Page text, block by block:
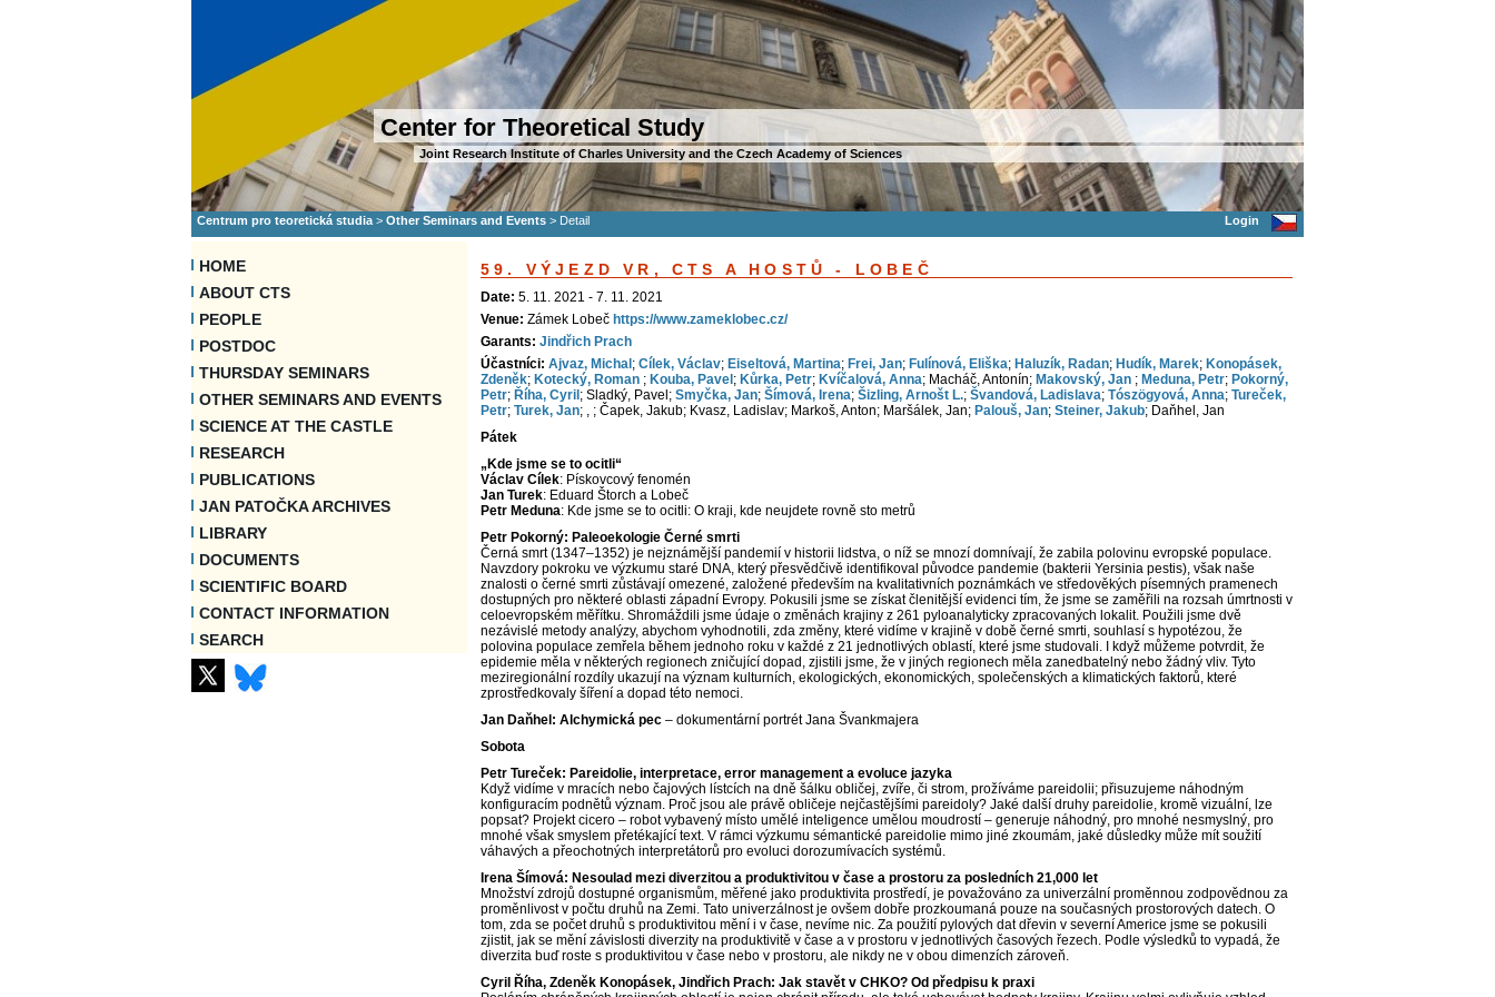
Center for Theoretical Study
Joint Research Institute of Charles University and the Czech Academy of Sciences
Centrum pro teoretická studia > Other Seminars and Events > Detail Login
HOME
ABOUT CTS
PEOPLE
POSTDOC
THURSDAY SEMINARS
OTHER SEMINARS AND EVENTS
SCIENCE AT THE CASTLE
RESEARCH
PUBLICATIONS
JAN PATOČKA ARCHIVES
LIBRARY
DOCUMENTS
SCIENTIFIC BOARD
CONTACT INFORMATION
SEARCH
59. VÝJEZD VR, CTS A HOSTŮ - LOBEČ
Date: 5. 11. 2021 - 7. 11. 2021
Venue: Zámek Lobeč https://www.zameklobec.cz/
Garants: Jindřich Prach
Účastníci: Ajvaz, Michal; Cílek, Václav; Eiseltová, Martina; Frei, Jan; Fulínová, Eliška; Haluzík, Radan; Hudík, Marek; Konopásek,
Zdeněk; Kotecký, Roman ; Kouba, Pavel; Kůrka, Petr; Kvíčalová, Anna; Macháč, Antonín; Makovský, Jan ; Meduna, Petr; Pokorný,
Petr; Říha, Cyril; Sladký, Pavel; Smyčka, Jan; Šímová, Irena; Šizling, Arnošt L.; Švandová, Ladislava; Tószögyová, Anna; Tureček,
Petr; Turek, Jan; , ; Čapek, Jakub; Kvasz, Ladislav; Markoš, Anton; Maršálek, Jan; Palouš, Jan; Steiner, Jakub; Daňhel, Jan
Pátek
„Kde jsme se to ocitli“
Václav Cílek: Pískovcový fenomén
Jan Turek: Eduard Štorch a Lobeč
Petr Meduna: Kde jsme se to ocitli: O kraji, kde neujdete rovně sto metrů
Petr Pokorný: Paleoekologie Černé smrti
Černá smrt (1347–1352) je nejznámější pandemií v historii lidstva, o níž se mnozí domnívají, že zabila polovinu evropské populace.
Navzdory pokroku ve výzkumu staré DNA, který přesvědčivě identifikoval původce pandemie (bakterii Yersinia pestis), však naše
znalosti o černé smrti zůstávají omezené, založené především na kvalitativních poznámkách ve středověkých písemných pramenech
dostupných pro některé oblasti západní Evropy. Pokusili jsme se získat členitější evidenci tím, že jsme se zaměřili na rozsah úmrtnosti v
celoevropském měřítku. Shromáždili jsme údaje o změnách krajiny z 261 pyloanalyticky zpracovaných lokalit. Použili jsme dvě
nezávislé metody analýzy, abychom vyhodnotili, zda změny, které vidíme v krajině v době černé smrti, souhlasí s hypotézou, že
polovina populace zemřela během jednoho roku v každé z 21 jednotlivých oblastí, které jsme studovali. I když můžeme potvrdit, že
epidemie měla v některých regionech zničující dopad, zjistili jsme, že v jiných regionech měla zanedbatelný nebo žádný vliv. Tyto
meziregionální rozdíly ukazují na význam kulturních, ekologických, ekonomických, společenských a klimatických faktorů, které
zprostředkovaly šíření a dopad této nemoci.
Jan Daňhel: Alchymická pec – dokumentární portrét Jana Švankmajera
Sobota
Petr Tureček: Pareidolie, interpretace, error management a evoluce jazyka
Když vidíme v mracích nebo čajových lístcích na dně šálku obličej, zvíře, či strom, prožíváme pareidolii; přisuzujeme náhodným
konfiguracím podnětů význam. Proč jsou ale právě obličeje nejčastějšími pareidoly? Jaké další druhy pareidolie, kromě vizuální, lze
popsat? Projekt cicero – robot vybavený místo umělé inteligence umělou moudrostí – generuje náhodný, pro mnohé nesmyslný, pro
mnohé však smyslem přetékající text. V rámci výzkumu sémantické pareidolie mimo jiné zkoumám, jaké důsledky může mít soužití
váhavých a přeochotných interpretátorů pro evoluci dorozumívacích systémů.
Irena Šímová: Nesoulad mezi diverzitou a produktivitou v čase a prostoru za posledních 21,000 let
Množství zdrojů dostupné organismům, měřené jako produktivita prostředí, je považováno za univerzální proměnnou zodpovědnou za
proměnlivost v počtu druhů na Zemi. Tato univerzálnost je ovšem dobře prozkoumaná pouze na současných prostorových datech. O
tom, zda se počet druhů s produktivitou mění i v čase, nevíme nic. Za použití pylových dat dřevin v severní Americe jsme se pokusili
zjistit, jak se mění závislosti diverzity na produktivitě v čase a v prostoru v jednotlivých časových řezech. Podle výsledků to vypadá, že
diverzita buď roste s produktivitou v čase nebo v prostoru, ale nikdy ne v obou dimenzích zároveň.
Cyril Říha, Zdeněk Konopásek, Jindřich Prach: Jak stavět v CHKO? Od předpisu k praxi